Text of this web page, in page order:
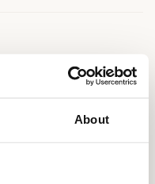
About
chemise de chasse à
pour la chasse ou